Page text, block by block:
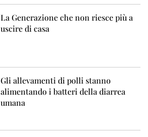
La Generazione che non riesce più a
uscire di casa
Gli allevamenti di polli stanno
alimentando i batteri della diarrea
umana